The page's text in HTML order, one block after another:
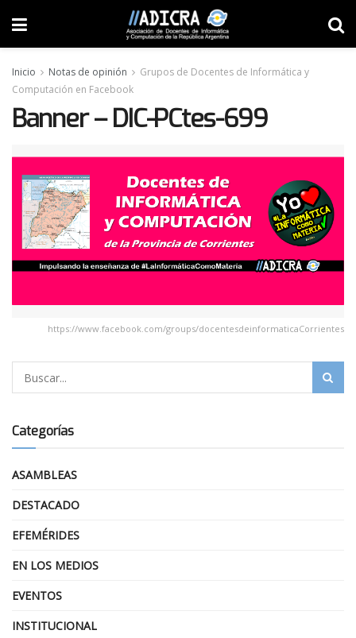
Inicio Notas de opinión
Grupos de Docentes de Informática y
Computación en Facebook
Banner – DIC-PCtes-699
https://www.facebook.com/groups/docentesdeinformaticaCorrientes
Categorías
ASAMBLEAS
DESTACADO
EFEMÉRIDES
EN LOS MEDIOS
EVENTOS
INSTITUCIONAL